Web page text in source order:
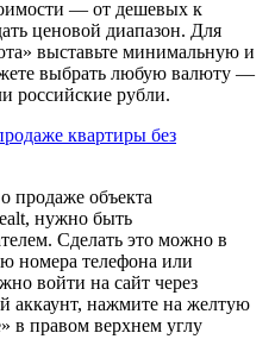
— от дешевых к
ценовой диапазон. Для
выставьте минимальную и
выбрать любую валюту —
российские рубли.
квартиры без
продаже объекта
нужно быть
Сделать это можно в
номера телефона или
войти на сайт через
аккаунт, нажмите на желтую
в правом верхнем углу